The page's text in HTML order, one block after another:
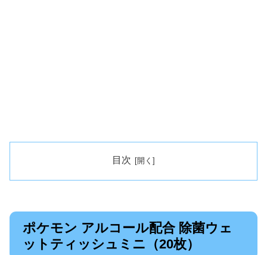
目次
ポケモン アルコール配合 除菌ウェ
ットティッシュミニ（20枚）